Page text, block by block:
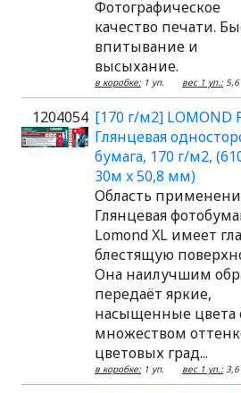
Фотографическое
качество печати.
впитывание и
высыхание.
в коробке: 1 уп. вес 1 уп.: 5,6
1204054 [170 г/м2] LOMOND
Глянцевая
бумага, 170 г/м2,
30м x 50,8 мм)
Область
Глянцевая
Lomond XL имеет
блестящую
Она наилучшим
передаёт яркие,
насыщенные цвета
множеством
цветовых град...
в коробке: 1 уп. вес 1 уп.: 3,6